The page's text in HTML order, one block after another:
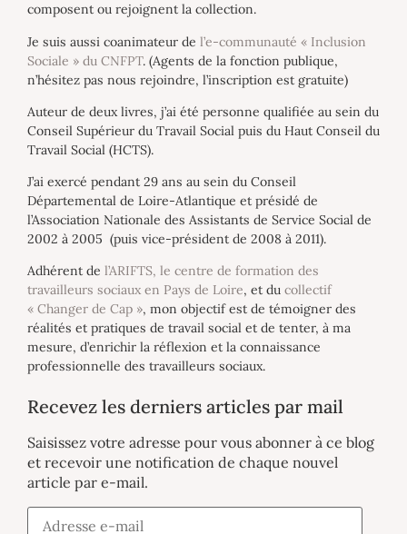
composent ou rejoignent la collection.
Je suis aussi coanimateur de l’e-communauté « Inclusion
Sociale » du CNFPT. (Agents de la fonction publique,
n’hésitez pas nous rejoindre, l’inscription est gratuite)
Auteur de deux livres, j’ai été personne qualifiée au sein du
Conseil Supérieur du Travail Social puis du Haut Conseil du
Travail Social (HCTS).
J’ai exercé pendant 29 ans au sein du Conseil
Départemental de Loire-Atlantique et présidé de
l’Association Nationale des Assistants de Service Social de
2002 à 2005 (puis vice-président de 2008 à 2011).
Adhérent de l’ARIFTS, le centre de formation des
travailleurs sociaux en Pays de Loire, et du collectif
« Changer de Cap », mon objectif est de témoigner des
réalités et pratiques de travail social et de tenter, à ma
mesure, d’enrichir la réflexion et la connaissance
professionnelle des travailleurs sociaux.
Recevez les derniers articles par mail
Saisissez votre adresse pour vous abonner à ce blog
et recevoir une notification de chaque nouvel
article par e-mail.